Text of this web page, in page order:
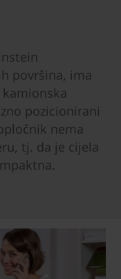
površina, ima
pozicionirani
nema
tj. da je cijela